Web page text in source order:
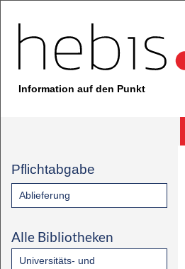
Information auf den Punkt
Pflichtabgabe
Ablieferung
Alle Bibliotheken
Universitäts- und